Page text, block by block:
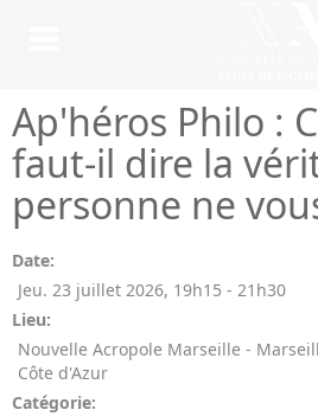
Ap'héros Philo :
faut-il dire la
personne ne
Date:
Jeu. 23 juillet 2026, 19h15 - 21h30
Lieu:
Nouvelle Acropole Marseille -
Côte d'Azur
Catégorie: